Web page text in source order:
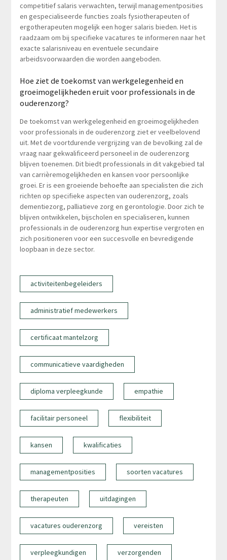
competitief salaris verwachten, terwijl managementposities
en gespecialiseerde functies zoals fysiotherapeuten of
ergotherapeuten mogelijk een hoger salaris bieden. Het is
raadzaam om bij specifieke vacatures te informeren naar het
exacte salarisniveau en eventuele secundaire
arbeidsvoorwaarden die worden aangeboden.
Hoe ziet de toekomst van werkgelegenheid en
groeimogelijkheden eruit voor professionals in de
ouderenzorg?
De toekomst van werkgelegenheid en groeimogelijkheden
voor professionals in de ouderenzorg ziet er veelbelovend
uit. Met de voortdurende vergrijzing van de bevolking zal de
vraag naar gekwalificeerd personeel in de ouderenzorg
blijven toenemen. Dit biedt professionals in dit vakgebied tal
van carrièremogelijkheden en kansen voor persoonlijke
groei. Er is een groeiende behoefte aan specialisten die zich
richten op specifieke aspecten van ouderenzorg, zoals
dementiezorg, palliatieve zorg en gerontologie. Door zich te
blijven ontwikkelen, bijscholen en specialiseren, kunnen
professionals in de ouderenzorg hun expertise vergroten en
zich positioneren voor een succesvolle en bevredigende
loopbaan in deze sector.
activiteitenbegeleiders
administratief medewerkers
certificaat mantelzorg
communicatieve vaardigheden
diploma verpleegkunde empathie
facilitair personeel flexibiliteit
kansen kwalificaties
managementposities soorten vacatures
therapeuten uitdagingen
vacatures ouderenzorg vereisten
verpleegkundigen verzorgenden